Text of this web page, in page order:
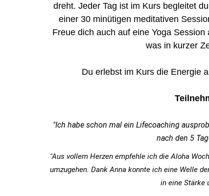
dreht. Jeder Tag ist im Kurs begleitet
einer 30 minütigen meditativen
Freue dich auch auf eine Yoga
was in kurzer
Du erlebst im Kurs die Energie
"Ich habe schon mal ein Lifecoaching
nach den 5
"Aus vollem Herzen empfehle ich die Aloha
umzugehen. Dank Anna konnte ich eine Welle
in eine Stärke